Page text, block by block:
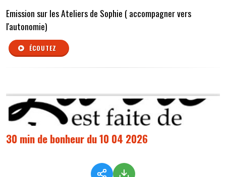
Emission sur les Ateliers de Sophie ( accompagner vers
l'autonomie)
ÉCOUTEZ
30 min de bonheur du 10 04 2026